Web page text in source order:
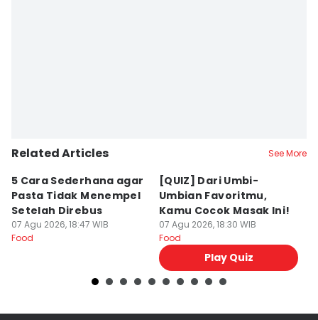
Related Articles See More
5 Cara Sederhana agar
Pasta Tidak Menempel
Setelah Direbus
07 Agu 2026, 18:47 WIB
Food
[QUIZ] Dari Umbi-
Umbian Favoritmu,
Kamu Cocok Masak Ini!
07 Agu 2026, 18:30 WIB
Food
Play Quiz